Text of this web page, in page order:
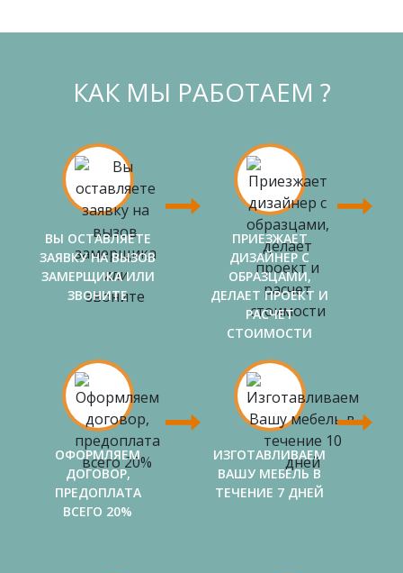
КАК МЫ РАБОТАЕМ ?
ВЫ ОСТАВЛЯЕТЕ
ЗАЯВКУ НА ВЫЗОВ
ЗАМЕРЩИКА ИЛИ
ЗВОНИТЕ
ПРИЕЗЖАЕТ
ДИЗАЙНЕР С
ОБРАЗЦАМИ,
ДЕЛАЕТ ПРОЕКТ И
РАСЧЕТ
СТОИМОСТИ
ОФОРМЛЯЕМ
ДОГОВОР,
ПРЕДОПЛАТА
ВСЕГО 20%
ИЗГОТАВЛИВАЕМ
ВАШУ МЕБЕЛЬ В
ТЕЧЕНИЕ 7 ДНЕЙ